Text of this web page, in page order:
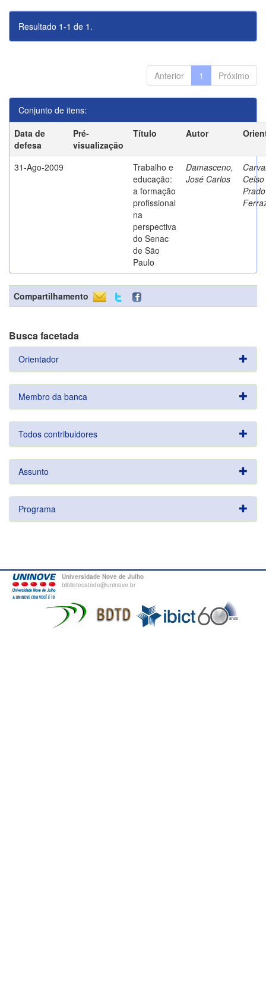
Resultado 1-1 de 1.
Anterior 1 Próximo
Conjunto de itens:
Data de
defesa
Pré-
visualização
Título Autor
31-Ago-2009
Trabalho e
educação:
a formação
profissional
na
perspectiva
do Senac
de São
Paulo
Damasceno,
José Carlos
Prado
Compartilhamento
Busca facetada
Orientador
Membro da banca
Todos contribuidores
Assunto
Programa
Universidade Nove de Julho
bibliotecatede@uninove.br